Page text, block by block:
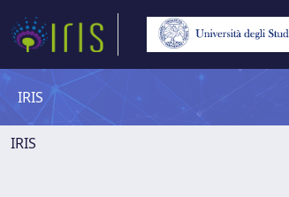
IRIS
IRIS